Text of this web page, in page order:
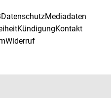
DatenschutzMediadaten
KündigungKontakt
Widerruf